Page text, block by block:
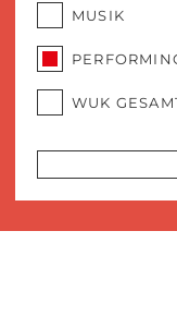
MUSIK
WUK